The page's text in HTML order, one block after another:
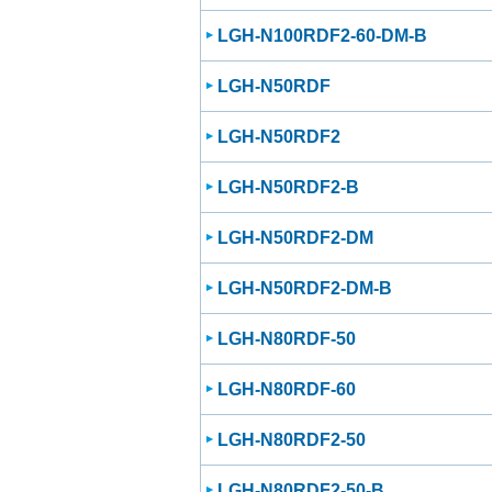
LGH-N100RDF2-60-DM-B
LGH-N50RDF
LGH-N50RDF2
LGH-N50RDF2-B
LGH-N50RDF2-DM
LGH-N50RDF2-DM-B
LGH-N80RDF-50
LGH-N80RDF-60
LGH-N80RDF2-50